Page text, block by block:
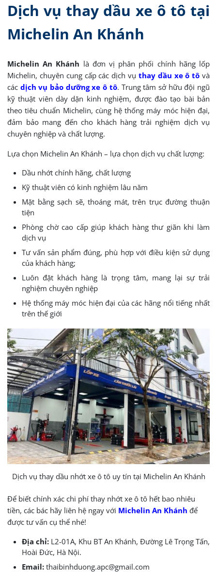
Dịch vụ thay dầu xe ô tô tại
Michelin An Khánh
Michelin An Khánh là đơn vị phân phối chính hãng lốp
Michelin, chuyên cung cấp các dịch vụ thay dầu xe ô tô và
các dịch vụ bảo dưỡng xe ô tô. Trung tâm sở hữu đội ngũ
kỹ thuật viên dày dặn kinh nghiệm, được đào tạo bài bản
theo tiêu chuẩn Michelin, cùng hệ thống máy móc hiện đại,
đảm bảo mang đến cho khách hàng trải nghiệm dịch vụ
chuyên nghiệp và chất lượng.
Lựa chọn Michelin An Khánh – lựa chọn dịch vụ chất lượng:
Dầu nhớt chính hãng, chất lượng
Kỹ thuật viên có kinh nghiệm lâu năm
Mặt bằng sạch sẽ, thoáng mát, trên trục đường thuận
tiện
Phòng chờ cao cấp giúp khách hàng thư giãn khi làm
dịch vụ
Tư vấn sản phẩm đúng, phù hợp với điều kiện sử dụng
của khách hàng;
Luôn đặt khách hàng là trọng tâm, mang lại sự trải
nghiệm chuyên nghiệp
Hệ thống máy móc hiện đại của các hãng nổi tiếng nhất
trên thế giới
Dịch vụ thay dầu nhớt xe ô tô uy tín tại Michelin An Khánh
Để biết chính xác chi phí thay nhớt xe ô tô hết bao nhiêu
tiền, các bác hãy liên hệ ngay với Michelin An Khánh để
được tư vấn cụ thể nhé!
Địa chỉ: L2-01A, Khu BT An Khánh, Đường Lê Trọng Tấn,
Hoài Đức, Hà Nội.
Email: thaibinhduong.apc@gmail.com